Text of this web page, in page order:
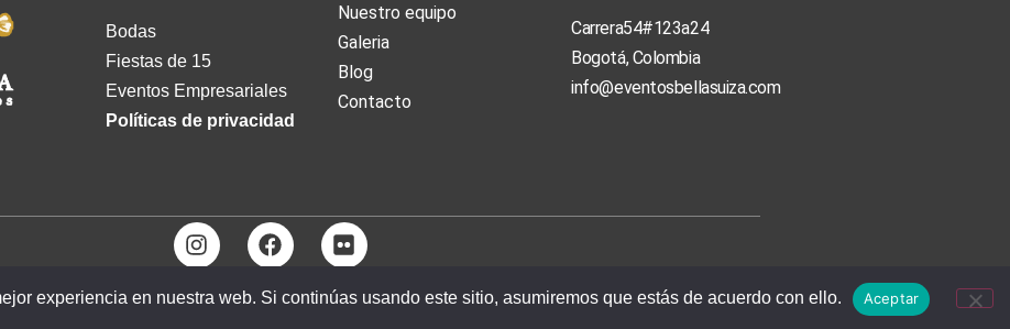
Bodas
Fiestas de 15
Eventos Empresariales
Políticas de privacidad
Nuestro equipo
Galeria
Blog
Contacto
Carrera54#123a24
Bogotá, Colombia
info@eventosbellasuiza.com
experiencia en nuestra web. Si continúas usando este sitio, asumiremos que estás de acuerdo con ello. Aceptar